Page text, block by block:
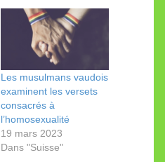
Les musulmans vaudois
examinent les versets
consacrés à
l’homosexualité
19 mars 2023
Dans "Suisse"